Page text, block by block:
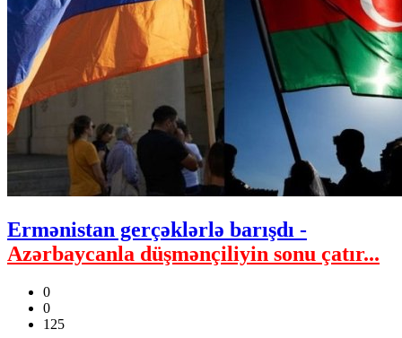
Ermənistan gerçəklərlə barışdı -
Azərbaycanla düşmənçiliyin sonu çatır...
0
0
125